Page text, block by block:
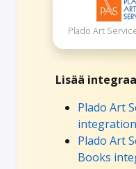
Plado Art
Lisää
Plado Art
integration
Plado Art
Books